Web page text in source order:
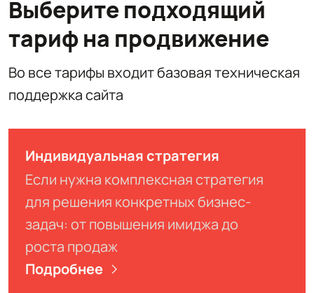
Выберите подходящий
тариф на продвижение
Во все тарифы входит базовая техническая
поддержка сайта
Индивидуальная стратегия
Если нужна комплексная стратегия
для решения конкретных бизнес-
задач: от повышения имиджа до
роста продаж
Подробнее